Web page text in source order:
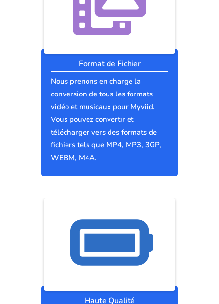
Format de Fichier
Nous prenons en charge la
conversion de tous les formats
vidéo et musicaux pour Myviid.
Vous pouvez convertir et
télécharger vers des formats de
fichiers tels que MP4, MP3, 3GP,
WEBM, M4A.
Haute Qualité